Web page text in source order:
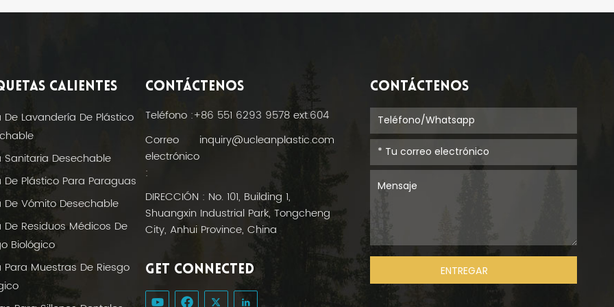
CALIENTES
De Lavandería De Plástico
Sanitaria Desechable
De Plástico Para Paraguas
De Vómito Desechable
De Residuos Médicos De
Biológico
Para Muestras De Riesgo
CONTÁCTENOS
Teléfono :+86 551 6293 9578 ext.604
Correo
electrónico
:
inquiry@ucleanplastic.com
DIRECCIÓN : No. 101, Building 1,
Shuangxin Industrial Park, Tongcheng
City, Anhui Province, China
GET CONNECTED
CONTÁCTENOS
ENTREGAR